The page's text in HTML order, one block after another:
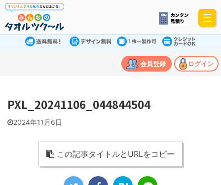
会員登録 ログイン
PXL_20241106_044844504
2024年11月6日
この記事タイトルとURLをコピー